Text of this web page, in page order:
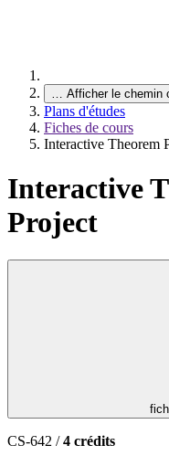
… Afficher le chemin
Plans d'études
Fiches de cours
Interactive Theorem
Interactive
Project
CS-642 /4 crédits